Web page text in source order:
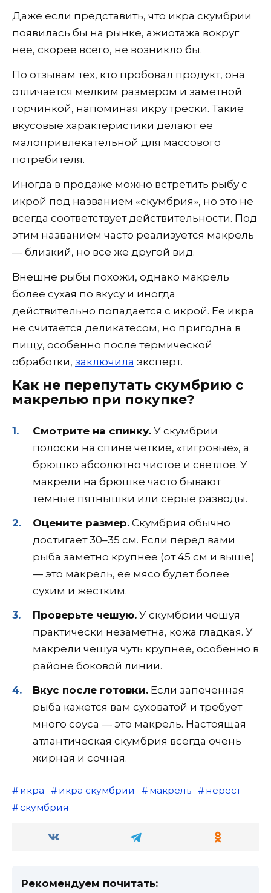
Даже если представить, что икра скумбрии
появилась бы на рынке, ажиотажа вокруг
нее, скорее всего, не возникло бы.
По отзывам тех, кто пробовал продукт, она
отличается мелким размером и заметной
горчинкой, напоминая икру трески. Такие
вкусовые характеристики делают ее
малопривлекательной для массового
потребителя.
Иногда в продаже можно встретить рыбу с
икрой под названием «скумбрия», но это не
всегда соответствует действительности. Под
этим названием часто реализуется макрель
— близкий, но все же другой вид.
Внешне рыбы похожи, однако макрель
более сухая по вкусу и иногда
действительно попадается с икрой. Ее икра
не считается деликатесом, но пригодна в
пищу, особенно после термической
обработки, заключила эксперт.
Как не перепутать скумбрию с
макрелью при покупке?
Смотрите на спинку. У скумбрии
полоски на спине четкие, «тигровые», а
брюшко абсолютно чистое и светлое. У
макрели на брюшке часто бывают
темные пятнышки или серые разводы.
Оцените размер. Скумбрия обычно
достигает 30–35 см. Если перед вами
рыба заметно крупнее (от 45 см и выше)
— это макрель, ее мясо будет более
сухим и жестким.
Проверьте чешую. У скумбрии чешуя
практически незаметна, кожа гладкая. У
макрели чешуя чуть крупнее, особенно в
районе боковой линии.
Вкус после готовки. Если запеченная
рыба кажется вам суховатой и требует
много соуса — это макрель. Настоящая
атлантическая скумбрия всегда очень
жирная и сочная.
икра икра скумбрии макрель
нерест
скумбрия
Рекомендуем почитать: